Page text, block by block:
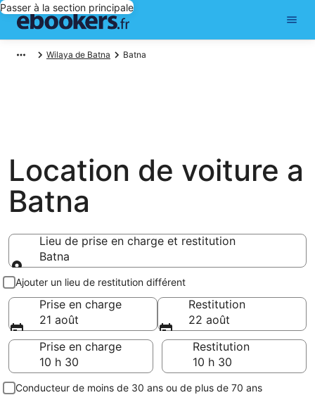
Passer à la section principale
Wilaya de Batna Batna
Location de voiture a
Batna
Lieu de prise en charge et restitution
Batna
Lieu de prise en charge et restitution
Ajouter un lieu de restitution différent
Prise en charge
21 août
Restitution
22 août
Prise en charge
Restitution
Conducteur de moins de 30 ans ou de plus de 70 ans